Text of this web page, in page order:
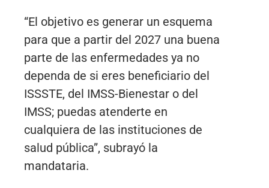
“El objetivo es generar un esquema
para que a partir del 2027 una buena
parte de las enfermedades ya no
dependa de si eres beneficiario del
ISSSTE, del IMSS-Bienestar o del
IMSS; puedas atenderte en
cualquiera de las instituciones de
salud pública”, subrayó la
mandataria.